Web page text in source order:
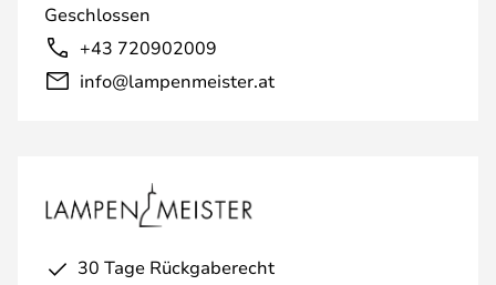
Geschlossen
+43 720902009
info@lampenmeister.at
30 Tage Rückgaberecht